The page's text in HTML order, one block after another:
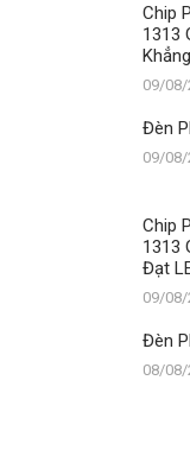
Chip
1313
09/08/
Đèn
09/08/
Chip
1313
Đạt
09/08/
Đèn
08/08/